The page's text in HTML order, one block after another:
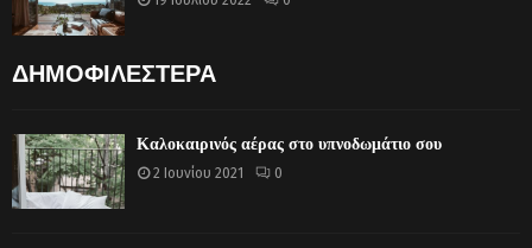
ΔΗΜΟΦΙΛΕΣΤΕΡΑ
Καλοκαιρινός αέρας στο υπνοδωμάτιο σου
2 Ιουνίου 2021 0